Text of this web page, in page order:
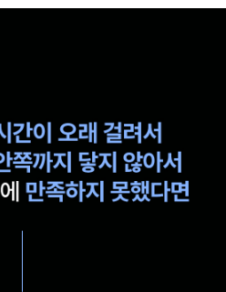
PAYCO 바로구매